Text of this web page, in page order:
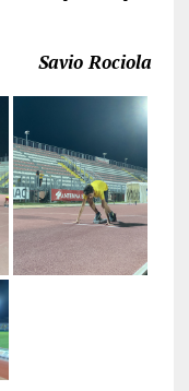
Savio Rociola